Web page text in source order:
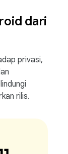
dari
privasi,
rilis.